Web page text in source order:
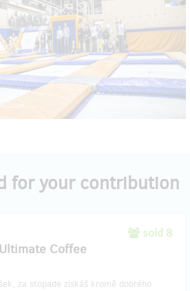
for your contribution
sold 8
Coffee
za stopade získáš kromě dobrého